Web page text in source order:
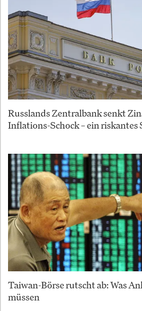
Russlands Zentralbank senkt
Inflations-Schock – ein riskantes
Taiwan-Börse rutscht ab: Was
müssen